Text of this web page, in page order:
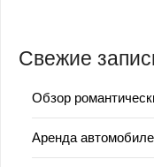
Свежие
Обзор
Аренда